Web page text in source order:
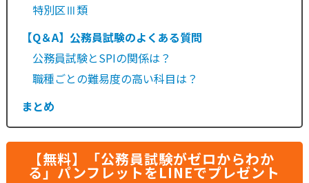
特別区Ⅲ類
【Q＆A】公務員試験のよくある質問
公務員試験とSPIの関係は？
職種ごとの難易度の高い科目は？
まとめ
【無料】「公務員試験がゼロからわか
る」パンフレットをLINEでプレゼント